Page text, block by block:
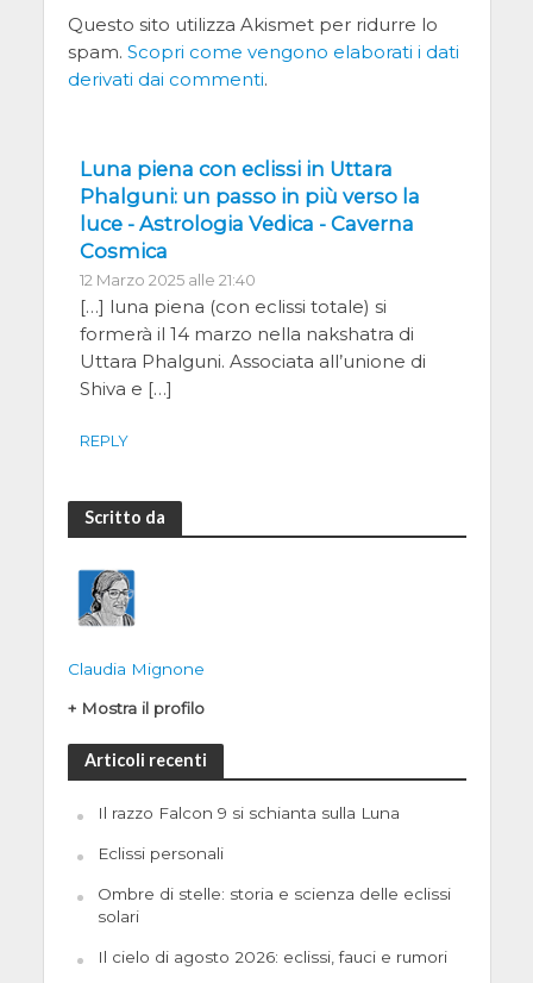
Questo sito utilizza Akismet per ridurre lo
spam. Scopri come vengono elaborati i dati
derivati dai commenti.
Luna piena con eclissi in Uttara
Phalguni: un passo in più verso la
luce - Astrologia Vedica - Caverna
Cosmica
12 Marzo 2025 alle 21:40
[…] luna piena (con eclissi totale) si
formerà il 14 marzo nella nakshatra di
Uttara Phalguni. Associata all’unione di
Shiva e […]
REPLY
Scritto da
Claudia Mignone
+ Mostra il profilo
Articoli recenti
Il razzo Falcon 9 si schianta sulla Luna
Eclissi personali
Ombre di stelle: storia e scienza delle eclissi
solari
Il cielo di agosto 2026: eclissi, fauci e rumori